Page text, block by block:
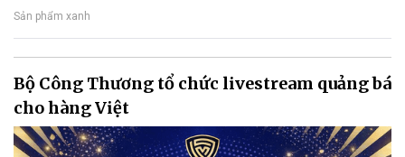
Sản phẩm xanh
Bộ Công Thương tổ chức livestream quảng bá
cho hàng Việt